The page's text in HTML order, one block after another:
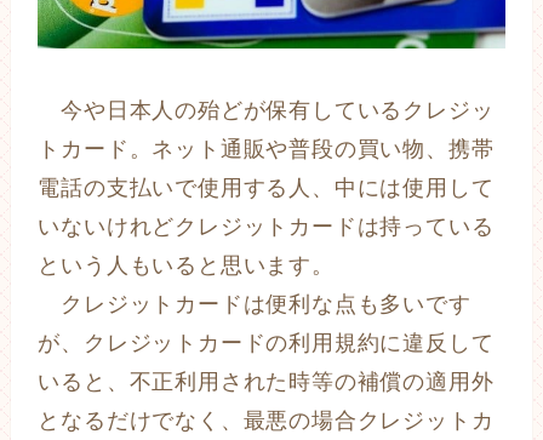
今や日本人の殆どが保有しているクレジッ
トカード。ネット通販や普段の買い物、携帯
電話の支払いで使用する人、中には使用して
いないけれどクレジットカードは持っている
という人もいると思います。
クレジットカードは便利な点も多いです
が、クレジットカードの利用規約に違反して
いると、不正利用された時等の補償の適用外
となるだけでなく、最悪の場合クレジットカ